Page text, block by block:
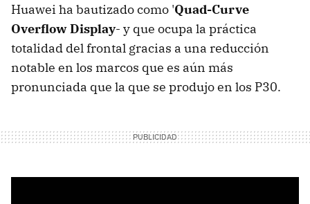
Huawei ha bautizado como 'Quad-Curve
Overflow Display- y que ocupa la práctica
totalidad del frontal gracias a una reducción
notable en los marcos que es aún más
pronunciada que la que se produjo en los P30.